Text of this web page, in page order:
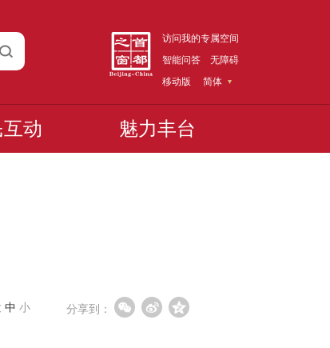
访问我的专属空间
智能问答
无障碍
移动版
简体
动 魅力丰台
分享到：
中 小